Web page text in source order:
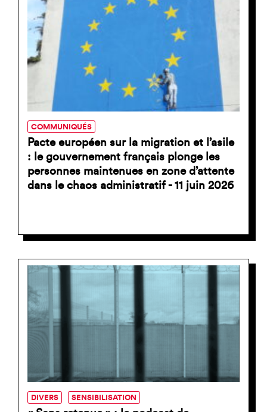
COMMUNIQUÉS
Pacte européen sur la migration et l’asile
: le gouvernement français plonge les
personnes maintenues en zone d’attente
dans le chaos administratif - 11 juin 2026
DIVERS SENSIBILISATION